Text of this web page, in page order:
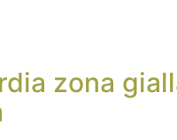
zona